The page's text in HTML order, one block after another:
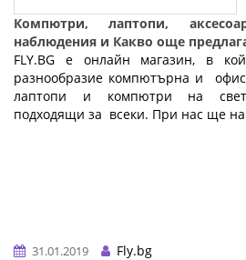
Компютри, лаптопи,
наблюдения и Какво още предлага
FLY.BG е онлайн магазин, в
разнообразие компютърна и
лаптопи и компютри на
подходящи за всеки. При нас ще
31.01.2019
Fly.bg